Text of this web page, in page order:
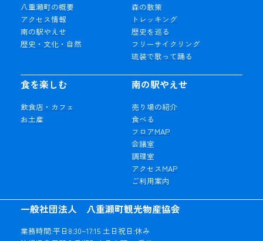
一般社団法人 八重瀬町観光物産協会
業務時間:平日8:30~17:15 土日祝日:休み
八重瀬町の概要
アクセス情報
南の駅やえせ
歴史・文化・自然
森の散策
トレッキング
歴史を巡る
フリーサイクリング
琉装で歌って踊る
食を楽しむ
飲食店・カフェ
お土産
南の駅やえせ
売り場の紹介
食べる
フロアMAP
会議室
調理室
アクセスMAP
ご利用案内